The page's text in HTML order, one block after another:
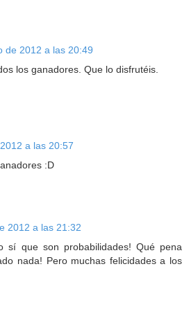
de 2012 a las 20:49
los ganadores. Que lo disfrutéis.
a las 20:57
:D
2012 a las 21:32
sí que son probabilidades! Qué pena
nada! Pero muchas felicidades a los